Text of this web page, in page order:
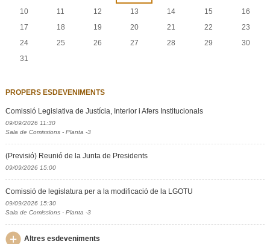
10
11 12 13 14 15
16
17
18 19 20 21 22
23
24
25 26 27 28 29
30
31
PROPERS ESDEVENIMENTS
Comissió Legislativa de Justícia, Interior i Afers Institucionals
09/09/2026 11:30
Sala de Comissions - Planta -3
(Previsió) Reunió de la Junta de Presidents
09/09/2026 15:00
Comissió de legislatura per a la modificació de la LGOTU
09/09/2026 15:30
Sala de Comissions - Planta -3
Altres esdeveniments